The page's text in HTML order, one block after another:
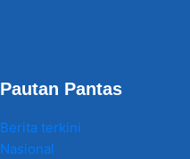
Pautan Pantas
Berita terkini
Nasional